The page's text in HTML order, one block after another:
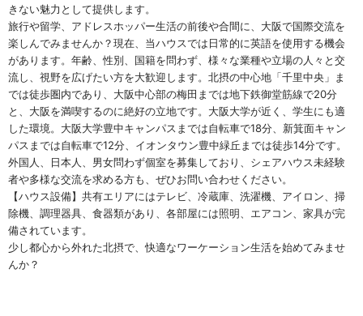
きない魅力として提供します。
旅行や留学、アドレスホッパー生活の前後や合間に、大阪で国際交流を
楽しんでみませんか？現在、当ハウスでは日常的に英語を使用する機会
があります。年齢、性別、国籍を問わず、様々な業種や立場の人々と交
流し、視野を広げたい方を大歓迎します。北摂の中心地「千里中央」ま
では徒歩圏内であり、大阪中心部の梅田までは地下鉄御堂筋線で20分
と、大阪を満喫するのに絶好の立地です。大阪大学が近く、学生にも適
した環境。大阪大学豊中キャンパスまでは自転車で18分、新箕面キャン
パスまでは自転車で12分、イオンタウン豊中緑丘までは徒歩14分です。
外国人、日本人、男女問わず個室を募集しており、シェアハウス未経験
者や多様な交流を求める方も、ぜひお問い合わせください。
【ハウス設備】共有エリアにはテレビ、冷蔵庫、洗濯機、アイロン、掃
除機、調理器具、食器類があり、各部屋には照明、エアコン、家具が完
備されています。
少し都心から外れた北摂で、快適なワーケーション生活を始めてみませ
んか？